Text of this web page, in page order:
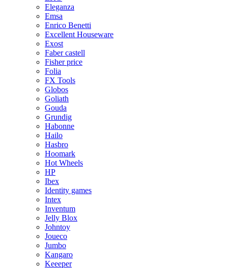
Eleganza
Emsa
Enrico Benetti
Excellent Houseware
Exost
Faber castell
Fisher price
Folia
FX Tools
Globos
Goliath
Gouda
Grundig
Habonne
Hailo
Hasbro
Hoomark
Hot Wheels
HP
Ibex
Identity games
Intex
Inventum
Jelly Blox
Johntoy
Joueco
Jumbo
Kangaro
Keeeper